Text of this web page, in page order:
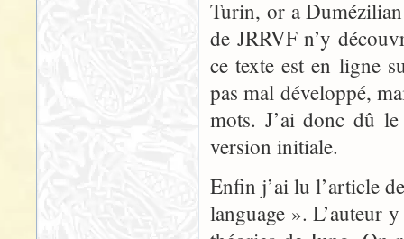
Turin, or a
de JRRVF n’y
ce texte est en ligne
pas mal développé,
mots. J’ai donc dû
version initiale.
Enfin j’ai lu l’article
language ». L’auteur